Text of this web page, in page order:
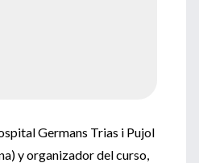
Germans Trias i Pujol
y organizador del curso,